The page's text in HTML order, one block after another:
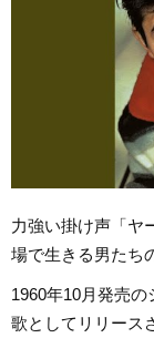
力強い掛け声「ヤ
場で生きる男たち
1960年10月発売
歌としてリリース